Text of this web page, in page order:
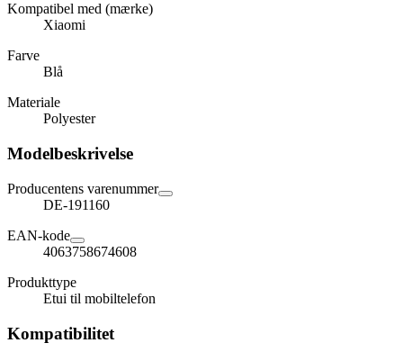
Kompatibel med (mærke)
Xiaomi
Farve
Blå
Materiale
Polyester
Modelbeskrivelse
Producentens varenummer
DE-191160
EAN-kode
4063758674608
Produkttype
Etui til mobiltelefon
Kompatibilitet